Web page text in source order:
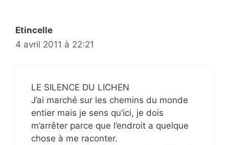
Etincelle
4 avril 2011 à 22:21
LE SILENCE DU LICHEN
J’ai marché sur les chemins du monde
entier mais je sens qu’ici, je dois
m’arrêter parce que l’endroit a quelque
chose à me raconter.